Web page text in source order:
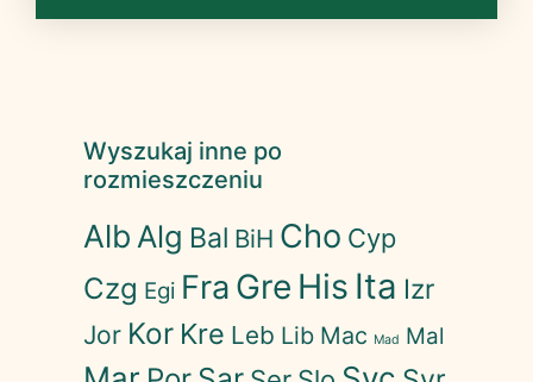
Wyszukaj inne po
rozmieszczeniu
Alb Alg Bal BiH Cho Cyp
Czg Egi Fra Gre His Ita Izr
Jor Kor Kre Leb Lib Mac Mad Mal